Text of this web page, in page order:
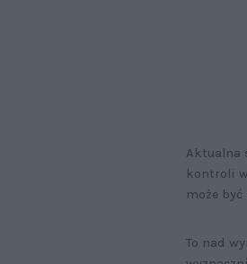
Aktualna
kontroli
może być
To nad